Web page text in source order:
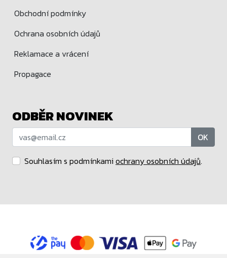
Obchodní podmínky
Ochrana osobních údajů
Reklamace a vrácení
Propagace
ODBĚR NOVINEK
OK
Souhlasím s podmínkami ochrany osobních údajů.